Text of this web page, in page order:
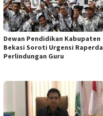
Dewan Pendidikan Kabupaten
Bekasi Soroti Urgensi Raperda
Perlindungan Guru